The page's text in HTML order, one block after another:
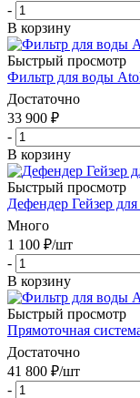
-
В корзину
Быстрый просмотр
Фильтр для воды
Достаточно
33 900 ₽
-
В корзину
Быстрый просмотр
Дефендер Гейзер
Много
1 100 ₽/шт
-
В корзину
Быстрый просмотр
Прямоточная
Достаточно
41 800 ₽/шт
-